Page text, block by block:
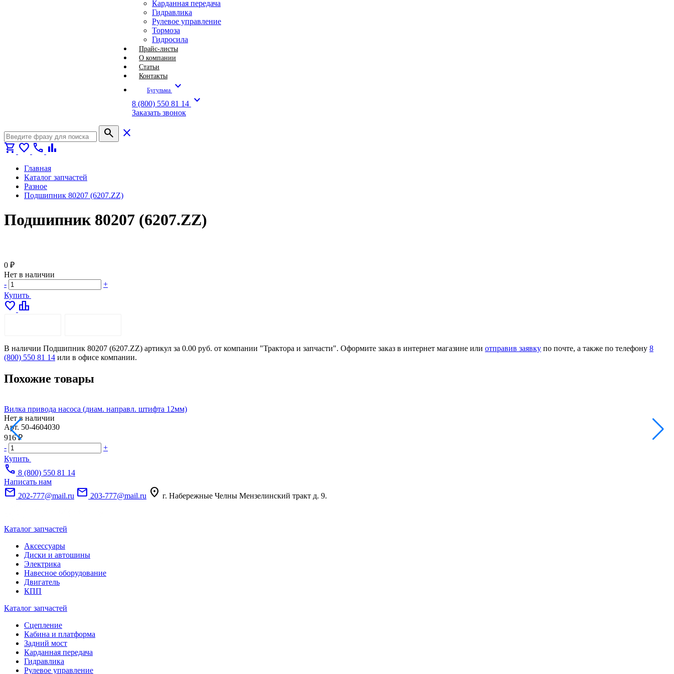
Карданная передача
Гидравлика
Рулевое управление
Тормоза
Гидросила
Прайс-листы
О компании
Статьи
Контакты
Бугульма expand_more
8 (800) 550 81 14 expand_more
Заказать звонок
search
close
shopping_cart favorite call bar_chart
Главная
Каталог запчастей
Разное
Подшипник 80207 (6207.ZZ)
Подшипник 80207 (6207.ZZ)
0 ₽
Нет в наличии
-
+
Купить
favorite leaderboard
В наличии Подшипник 80207 (6207.ZZ) артикул за 0.00 руб. от компании "Трактора и запчасти". Оформите заказ в интернет магазине или отправив заявку по почте, а также по телефону 8
(800) 550 81 14 или в офисе компании.
Похожие товары
Вилка привода насоса (диам. направл. штифта 12мм)
Нет в наличии
Арт. 50-4604030
916 ₽
-
+
Купить
call 8 (800) 550 81 14
Написать нам
mail 202-777@mail.ru mail 203-777@mail.ru location_on г. Набережные Челны Мензелинский тракт д. 9.
Каталог запчастей
Аксессуары
Диски и автошины
Электрика
Навесное оборудование
Двигатель
КПП
Каталог запчастей
Сцепление
Кабина и платформа
Задний мост
Карданная передача
Гидравлика
Рулевое управление